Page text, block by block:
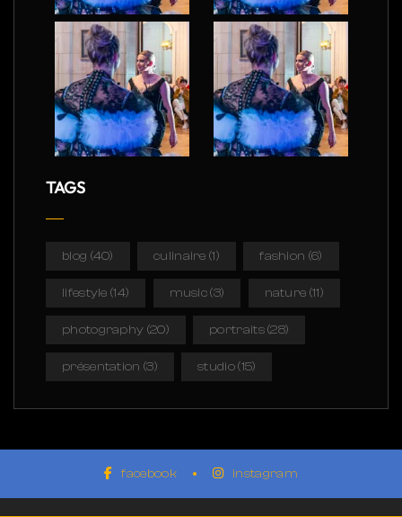
TAGS
blog (40) culinaire (1) fashion (6)
lifestyle (14) music(3) nature (11)
photography (20) portraits(28)
présentation (3) studio(15)
facebook instagram